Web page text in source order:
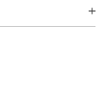
接网络（Wi-Fi或网